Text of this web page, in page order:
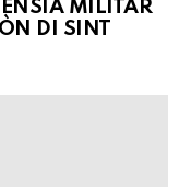
MILITAR
DI SINT